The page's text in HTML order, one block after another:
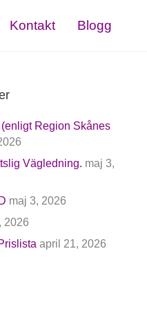
Kontakt Blogg
Region Skånes
Vägledning. maj 3,
maj 3, 2026
2026
april 21, 2026